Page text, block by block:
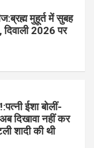
मुहूर्त में सुबह
2026 पर
ईशा बोलीं-
दिखावा नहीं कर
शादी की थी